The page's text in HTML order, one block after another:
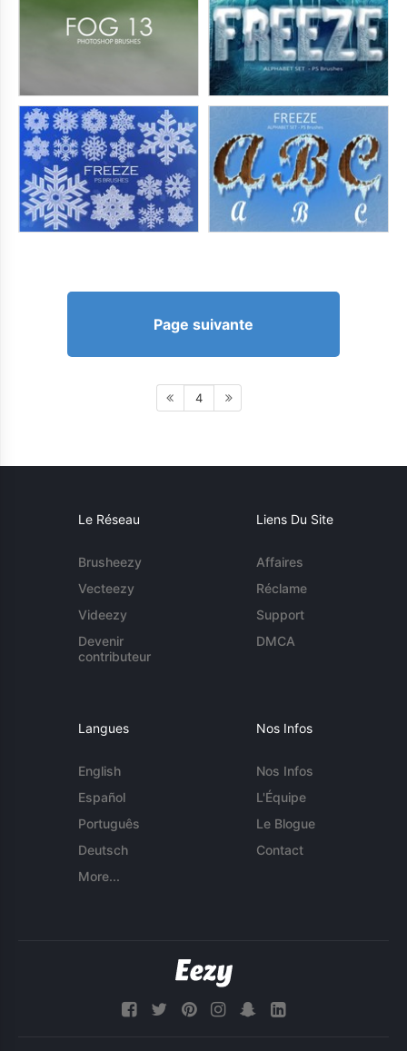
Page suivante
4
Le Réseau
Brusheezy
Vecteezy
Videezy
Devenir
contributeur
Liens Du Site
Affaires
Réclame
Support
DMCA
Langues
English
Español
Português
Deutsch
More...
Nos Infos
Nos Infos
L'Équipe
Le Blogue
Contact